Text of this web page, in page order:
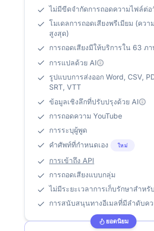
ไม่มีขีดจำกัดการถอดความไฟล์ต่อ
โมเดลการถอดเสียงพรีเมียม (ควา
สูงสุด)
การถอดเสียงมีให้บริการใน 63 ภา
การแปลด้วย AI
รูปแบบการส่งออก Word, CSV,
SRT, VTT
ข้อมูลเชิงลึกที่ปรับปรุงด้วย AI
การถอดความ YouTube
การระบุผู้พูด
คำศัพท์ที่กำหนดเอง
ใหม่
การเข้าถึง API
การถอดเสียงแบบกลุ่ม
ไม่มีระยะเวลาการเก็บรักษาสำหรั
การสนับสนุนทางอีเมลที่มีลำดับค
ยอดนิยม